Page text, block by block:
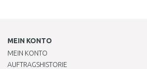
MEIN KONTO
MEIN KONTO
AUFTRAGSHISTORIE